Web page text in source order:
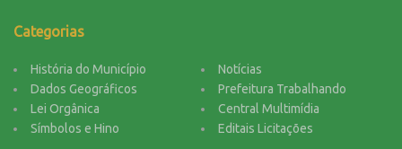
Categorias
História do Município
Dados Geográficos
Lei Orgânica
Símbolos e Hino
Notícias
Prefeitura Trabalhando
Central Multimídia
Editais Licitações